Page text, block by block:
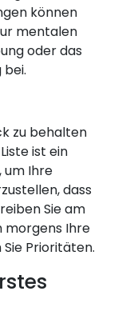
können
mentalen
oder das
bei.
zu behalten
ist ein
um Ihre
dass
Sie am
morgens Ihre
Prioritäten.